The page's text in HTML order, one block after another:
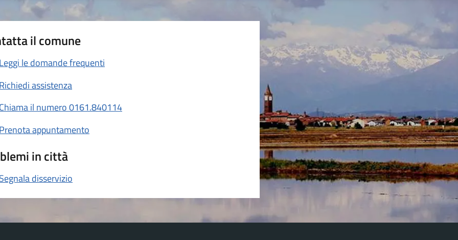
il comune
le domande frequenti
assistenza
il numero 0161.840114
appuntamento
in città
disservizio